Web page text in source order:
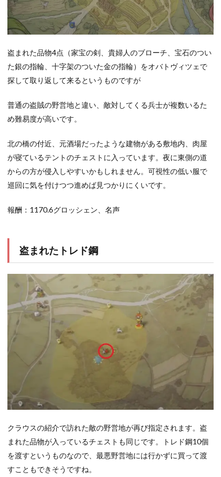
盗まれた品物4点（家宝の剣、貴婦人のブローチ、宝石のつい
た銀の指輪、十字架のついた金の指輪）をオバトヴィツェで
探して取り返して来るというものですが
普通の盗賊の野営地と違い、敵対してくる兵士が複数いるた
め難易度が高いです。
北の橋の付近、元酒場だったような建物がある敷地内、肉屋
が寝ているテントのチェストに入っています。夜に東側の道
からの方が侵入しやすいかもしれません。可視性の低い服で
巡回に気を付けつつ進めば見つかりにくいです。
報酬：1170.6グロッシェン、名声
盗まれたトレド鋼
クラウスの紹介で訪れた敵の野営地が再び指定されます。盗
まれた品物が入っているチェストも同じです。トレド鋼10個
を渡すというものなので、最悪野営地には行かずに買って渡
すこともできそうですね。